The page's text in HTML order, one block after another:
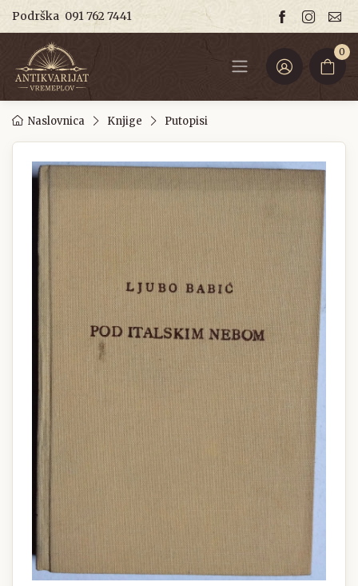
Podrška 091 762 7441
0
Naslovnica Knjige Putopisi